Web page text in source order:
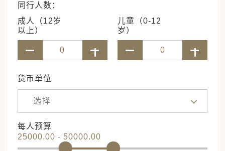
同行人数：
成人（12岁
以上）
儿童（0-12
岁）
货币单位
选择
每人预算
25000.00 - 50000.00